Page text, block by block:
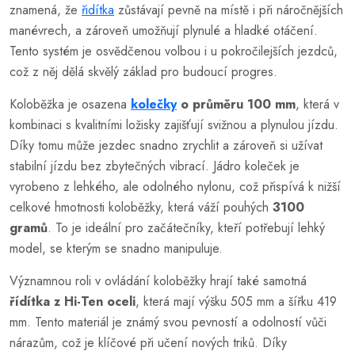
znamená, že řidítka zůstávají pevně na místě i při náročnějších
manévrech, a zároveň umožňují plynulé a hladké otáčení.
Tento systém je osvědčenou volbou i u pokročilejších jezdců,
což z něj dělá skvělý základ pro budoucí progres.
Koloběžka je osazena kolečkyo průměru 100 mm, která v
kombinaci s kvalitními ložisky zajišťují svižnou a plynulou jízdu.
Díky tomu může jezdec snadno zrychlit a zároveň si užívat
stabilní jízdu bez zbytečných vibrací. Jádro koleček je
vyrobeno z lehkého, ale odolného nylonu, což přispívá k nižší
celkové hmotnosti koloběžky, která váží pouhých 3100
gramů. To je ideální pro začátečníky, kteří potřebují lehký
model, se kterým se snadno manipuluje.
Významnou roli v ovládání koloběžky hrají také samotná
řídítka z Hi-Ten oceli, která mají výšku 505 mm a šířku 419
mm. Tento materiál je známý svou pevností a odolností vůči
nárazům, což je klíčové při učení nových triků. Díky